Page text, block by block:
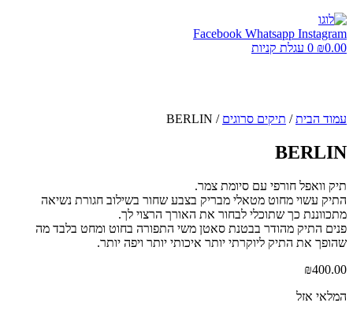
Facebook Whatsapp Instagram
₪0.00
0 עגלת קניות
עמוד הבית/ תיקים סרוגים / BERLIN
BERLIN
תיק וואפל חורפי עם סיומת צמר.
התיק עשוי מחוט מטאלי מבריק בצבע שחור בשילוב חגורת נשיאה
מתכווננת כך שתוכלי לבחור את האורך הרצוי לך.
פנים התיק מהודר בבטנת סאטן משי התפורה בחוט ומחט בלבד מה
שהופך את התיק ליוקרתי יותר איכותי יותר ויפה יותר.
₪400.00
המלאי אזל